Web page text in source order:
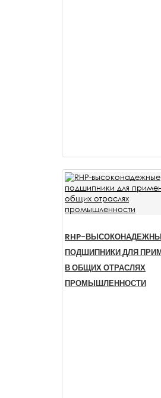
RHP-
ПОДШИПНИКИ ДЛЯ
В ОБЩИХ ОТРАСЛЯХ
ПРОМЫШЛЕННОСТИ